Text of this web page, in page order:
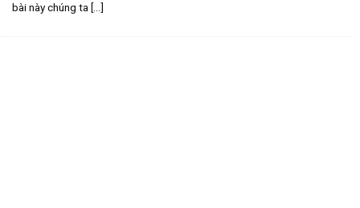
bài này chúng ta [...]